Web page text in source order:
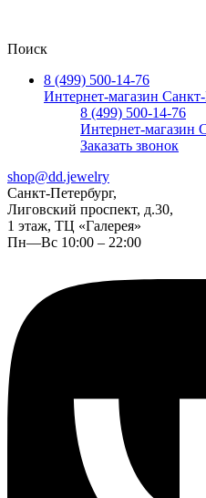
Поиск
8 (499) 500-14-76
Интернет-магазин
8 (499) 500-14-76
Интернет-магазин
Заказать звонок
shop@dd.jewelry
Санкт-Петербург,
Лиговский проспект, д.30,
1 этаж, ТЦ «Галерея»
Пн—Вс 10:00 – 22:00